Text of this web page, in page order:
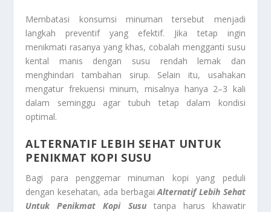
Membatasi konsumsi minuman tersebut menjadi
langkah preventif yang efektif. Jika tetap ingin
menikmati rasanya yang khas, cobalah mengganti susu
kental manis dengan susu rendah lemak dan
menghindari tambahan sirup. Selain itu, usahakan
mengatur frekuensi minum, misalnya hanya 2–3 kali
dalam seminggu agar tubuh tetap dalam kondisi
optimal.
ALTERNATIF LEBIH SEHAT UNTUK
PENIKMAT KOPI SUSU
Bagi para penggemar minuman kopi yang peduli
dengan kesehatan, ada berbagaiAlternatif Lebih Sehat
Untuk Penikmat Kopi Susutanpa harus khawatir